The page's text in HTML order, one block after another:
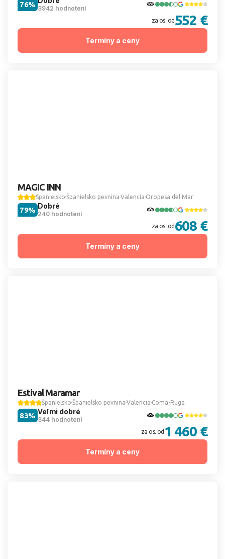
3942 hodnotení
76%
za os. od 552 €
Termíny a ceny
MAGIC INN
Španielsko Španielsko pevnina Valencia Oropesa del Mar
Dobré
240 hodnotení
79%
za os. od 608 €
Termíny a ceny
Estival Maramar
Španielsko Španielsko pevnina Valencia Coma-Ruga
Veľmi dobré
344 hodnotení
83%
za os. od 1 460 €
Termíny a ceny